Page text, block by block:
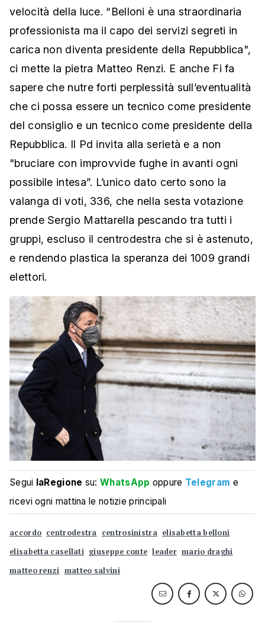
velocità della luce. “Belloni è una straordinaria
professionista ma il capo dei servizi segreti in
carica non diventa presidente della Repubblica",
ci mette la pietra Matteo Renzi. E anche Fi fa
sapere che nutre forti perplessità sull’eventualità
che ci possa essere un tecnico come presidente
del consiglio e un tecnico come presidente della
Repubblica. Il Pd invita alla serietà e a non
"bruciare con improvvide fughe in avanti ogni
possibile intesa”. L’unico dato certo sono la
valanga di voti, 336, che nella sesta votazione
prende Sergio Mattarella pescando tra tutti i
gruppi, escluso il centrodestra che si è astenuto,
e rendendo plastica la speranza dei 1009 grandi
elettori.
Segui laRegione su:WhatsApp oppure Telegram e
ricevi ogni mattina le notizie principali
accordo centrodestra centrosinistra elisabetta belloni
elisabetta casellati giuseppe conte leader mario draghi
matteo renzi matteo salvini